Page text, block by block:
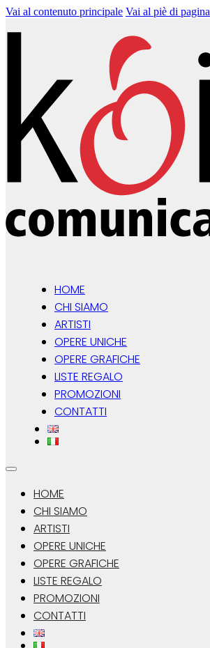
Vai al contenuto principale Vai al piè di pagina
HOME
CHI SIAMO
ARTISTI
OPERE UNICHE
OPERE GRAFICHE
LISTE REGALO
PROMOZIONI
CONTATTI
HOME
CHI SIAMO
ARTISTI
OPERE UNICHE
OPERE GRAFICHE
LISTE REGALO
PROMOZIONI
CONTATTI